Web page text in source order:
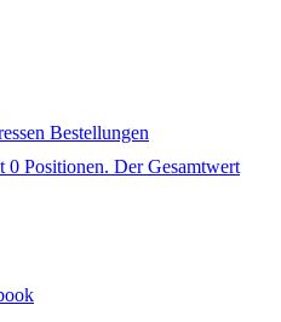
Bestellungen
0 Positionen. Der Gesamtwert